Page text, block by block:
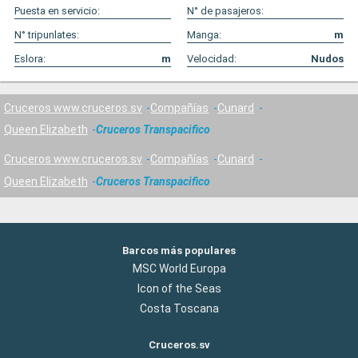
Puesta en servicio:
N° de pasajeros:
N° tripunlates:
Manga:
m
Eslora:
m Velocidad: Nudos
Cruceros www.cruceros.sv Compañías
Cunard
Queen Elizabeth
Cruceros Transpacifico
Cruceros www.cruceros.sv Compañías
Cunard
Queen Elizabeth
Cruceros Transpacifico
Barcos más populares
MSC World Europa
Icon of the Seas
Costa Toscana
Cruceros.sv